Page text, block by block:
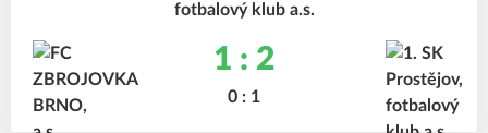
fotbalový klub a.s.
1 : 2
0 : 1